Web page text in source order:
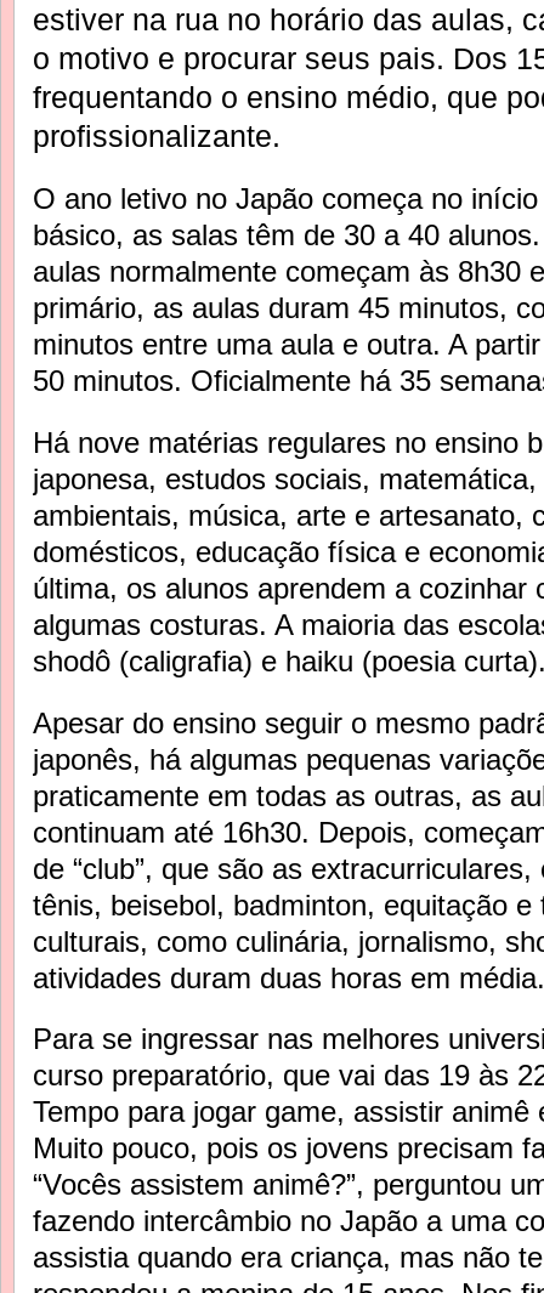
estiver na rua no horário das aulas,
o motivo e procurar seus pais. Dos
frequentando o ensino médio, que
profissionalizante.
O ano letivo no Japão começa no
básico, as salas têm de 30 a 40
aulas normalmente começam às 8h30
primário, as aulas duram 45 minutos,
minutos entre uma aula e outra. A
50 minutos. Oficialmente há 35
Há nove matérias regulares no ensino
japonesa, estudos sociais,
ambientais, música, arte e artesanato,
domésticos, educação física e
última, os alunos aprendem a cozinhar
algumas costuras. A maioria das
shodô (caligrafia) e haiku (poesia
Apesar do ensino seguir o mesmo
japonês, há algumas pequenas
praticamente em todas as outras, as
continuam até 16h30. Depois,
de “club”, que são as
tênis, beisebol, badminton, equitação e
culturais, como culinária, jornalismo,
atividades duram duas horas em média.
Para se ingressar nas melhores
curso preparatório, que vai das 19 às
Tempo para jogar game, assistir animê
Muito pouco, pois os jovens precisam
“Vocês assistem animê?”, perguntou
fazendo intercâmbio no Japão a uma
assistia quando era criança, mas não